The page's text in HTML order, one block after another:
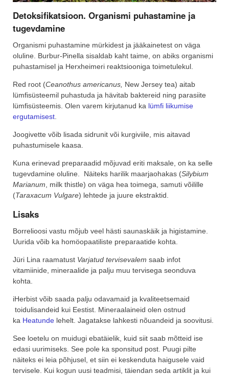
Detoksifikatsioon. Organismi puhastamine ja
tugevdamine
Organismi puhastamine mürkidest ja jääkainetest on väga
oluline. Burbur-Pinella sisaldab kaht taime, on abiks organismi
puhastamisel ja Herxheimeri reaktsiooniga toimetulekul.
Red root (Ceanothus americanus, New Jersey tea) aitab
lümfisüsteemil puhastuda ja hävitab baktereid ning parasiite
lümfisüsteemis. Olen varem kirjutanud ka lümfi liikumise
ergutamisest
Joogivette võib lisada sidrunit või kurgiviile, mis aitavad
puhastumisele kaasa.
Kuna erinevad preparaadid mõjuvad eriti maksale, on ka selle
tugevdamine oluline. Näiteks harilik maarjaohakas (Silybium
Marianum , milk thistle) on väga hea toimega, samuti võilille
(Taraxacum Vulgare) lehtede ja juure ekstraktid.
Lisaks
Borrelioosi vastu mõjub veel hästi saunaskäik ja higistamine.
Uurida võib ka homöopaatiliste preparaatide kohta.
Jüri Lina raamatust Varjatud tervisevalem saab infot
vitamiinide, mineraalide ja palju muu tervisega seonduva
kohta.
iHerbist võib saada palju odavamaid ja kvaliteetsemaid
toidulisandeid kui Eestist. Mineraalaineid olen ostnud
ka Heatunde lehelt. Jagatakse lahkesti nõuandeid ja soovitusi.
See loetelu on muidugi ebatäielik, kuid siit saab mõtteid ise
edasi uurimiseks. See pole ka sponsitud post. Puugi pilte
näiteks ei leia põhjusel, et siin ei keskenduta haigusele vaid
tervisele. Kui kogun uusi teadmisi, täiendan seda artiklit ja kui